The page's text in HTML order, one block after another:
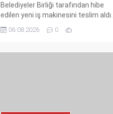
Belediyeler Birliği tarafından hibe
edilen yeni iş makinesini teslim aldı.
katacak. Belediye, desteklerinden
teşekkür etti.
06.08.2026 0